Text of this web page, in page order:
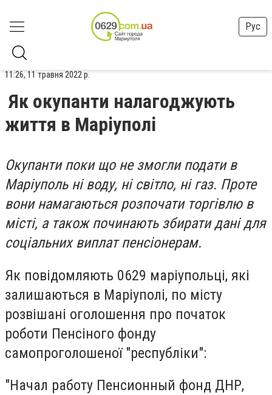
Рус
11:26, 11 травня 2022 р.
Як окупанти налагоджують
життя в Маріуполі
Окупанти поки що не змогли подати в
Маріуполь ні воду, ні світло, ні газ. Проте
вони намагаються розпочати торгівлю в
місті, а також починають збирати дані для
соціальних виплат пенсіонерам.
Як повідомляють 0629 маріупольці, які
залишаються в Маріуполі, по місту
розвішані оголошення про початок
роботи Пенсіного фонду
самопроголошеної "республіки":
"Начал работу Пенсионный фонд ДНР,